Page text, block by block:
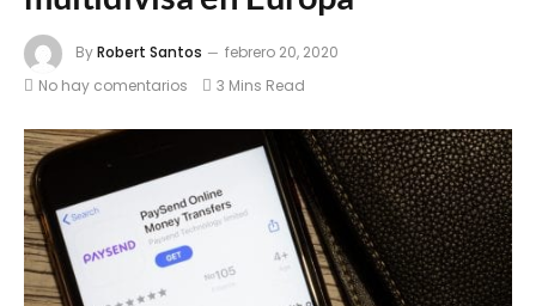
ByRobert Santos
febrero 20, 2020
No hay comentarios
3 Mins Read